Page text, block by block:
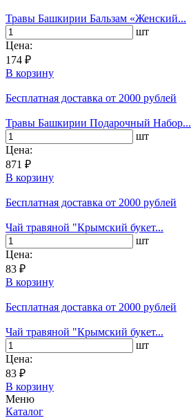
Травы Башкирии Бальзам «Женский...
шт
Цена:
174 ₽
В корзину
Бесплатная доставка от 2000 рублей
Травы Башкирии Подарочный Набор...
шт
Цена:
871 ₽
В корзину
Бесплатная доставка от 2000 рублей
Чай травяной "Крымский букет...
шт
Цена:
83 ₽
В корзину
Бесплатная доставка от 2000 рублей
Чай травяной "Крымский букет...
шт
Цена:
83 ₽
В корзину
Меню
Каталог